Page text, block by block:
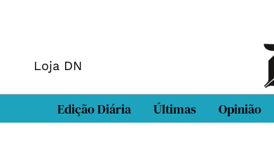
Loja DN
Edição Diária Últimas Opinião